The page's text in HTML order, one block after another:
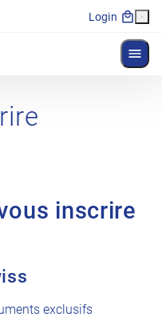
Login
inscrire
exclusifs